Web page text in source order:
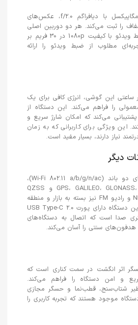
دوربین سلفی 13 مگاپیکسل با دیافراگم f/2.0، عکس‌های
را ثبت می‌کند. هر دو دوربین اصلی
و سلفی قادر به ضبط ویدئو با کیفیت 1080p در 30 فریم بر
مطلوب از ضبط ویدئو را ارائه
میلی‌آمپر ساعتی این گوشی، انرژی کافی برای یک
را فراهم می‌کند. این دستگاه از
25 وات پشتیبانی می‌کند که امکان شارژ سریع و
این ویژگی برای کاربرانی که به زمان
نیاز دارند، بسیار مفید است.
دیگر
این گوشی از وای‌فای دو باند (Wi-Fi 802.11 a/b/g/n/ac)،
بلوتوث 5.3، GPS، GALILEO، GLONASS، BDS و QZSS
پشتیبانی می‌کند. NFC و رادیو FM نیز بسته به بازار و منطقه
در دسترس هستند. این دستگاه دارای پورت USB Type-C 2.0
میلی‌متری صدا است که اتصال به دستگاه‌های
هدفون‌های سنتی را آسان می‌کند.
اثر انگشت در سمت کناری است که
و امن دستگاه را فراهم می‌کند.
شتاب‌سنج، قطب‌نما و حسگر مجازی
موجود هستند که تجربه کاربری را